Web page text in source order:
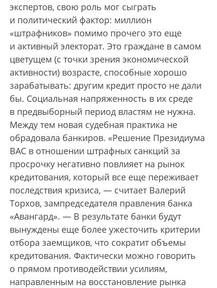
экспертов, свою роль мог сыграть
и политический фактор: миллион
«штрафников» помимо прочего это еще
и активный электорат. Это граждане в самом
цветущем (с точки зрения экономической
активности) возрасте, способные хорошо
зарабатывать: другим кредит просто не дали
бы. Социальная напряженность в их среде
в предвыборный период властям не нужна.
Между тем новая судебная практика не
обрадовала банкиров. «Решение Президиума
ВАС в отношении штрафных санкций за
просрочку негативно повлияет на рынок
кредитования, который все еще переживает
последствия кризиса, — считает Валерий
Торхов, зампредседателя правления банка
«Авангард». — В результате банки будут
вынуждены еще более ужесточить критерии
отбора заемщиков, что сократит объемы
кредитования. Фактически можно говорить
о прямом противодействии усилиям,
направленным на восстановление рынка